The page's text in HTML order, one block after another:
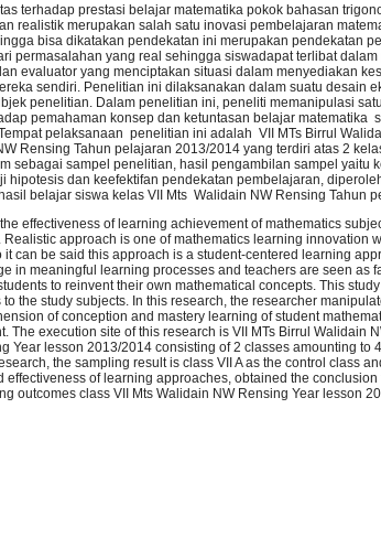
terhadap prestasi belajar matematika pokok bahasan
realistik merupakan salah satu inovasi pembelajaran
bisa dikatakan pendekatan ini merupakan pendekatan
permasalahan yang real sehingga siswadapat terlibat
evaluator yang menciptakan situasi dalam menyediakan
sendiri. Penelitian ini dilaksanakan dalam suatu desain
penelitian. Dalam penelitian ini, peneliti memanipulasi
pemahaman konsep dan ketuntasan belajar matematika
pelaksanaan penelitian ini adalah VII MTs Birrul
Rensing Tahun pelajaran 2013/2014 yang terdiri atas 2
sebagai sampel penelitian, hasil pengambilan sampel yaitu
hipotesis dan keefektifan pendekatan pembelajaran,
belajar siswa kelas VII Mts Walidain NW Rensing Tahun
effectiveness of learning achievement of mathematics
approach is one of mathematics learning innovation
can be said this approach is a student-centered learning
in meaningful learning processes and teachers are seen as
to reinvent their own mathematical concepts. This
the study subjects. In this research, the researcher
of conception and mastery learning of student
The execution site of this research is VII MTs Birrul Walidain
Year lesson 2013/2014 consisting of 2 classes amounting to
the sampling result is class VII A as the control class
of learning approaches, obtained the
outcomes class VII Mts Walidain NW Rensing Year lesson